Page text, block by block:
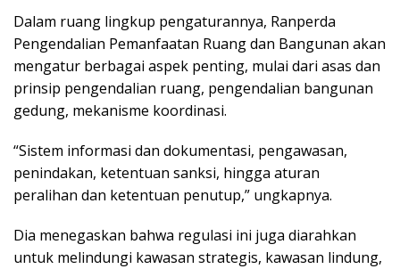
Dalam ruang lingkup pengaturannya, Ranperda
Pengendalian Pemanfaatan Ruang dan Bangunan akan
mengatur berbagai aspek penting, mulai dari asas dan
prinsip pengendalian ruang, pengendalian bangunan
gedung, mekanisme koordinasi.
“Sistem informasi dan dokumentasi, pengawasan,
penindakan, ketentuan sanksi, hingga aturan
peralihan dan ketentuan penutup,” ungkapnya.
Dia menegaskan bahwa regulasi ini juga diarahkan
untuk melindungi kawasan strategis, kawasan lindung,